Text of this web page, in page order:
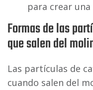
para crear
Formas de las
que salen del
Las partículas de
cuando salen del